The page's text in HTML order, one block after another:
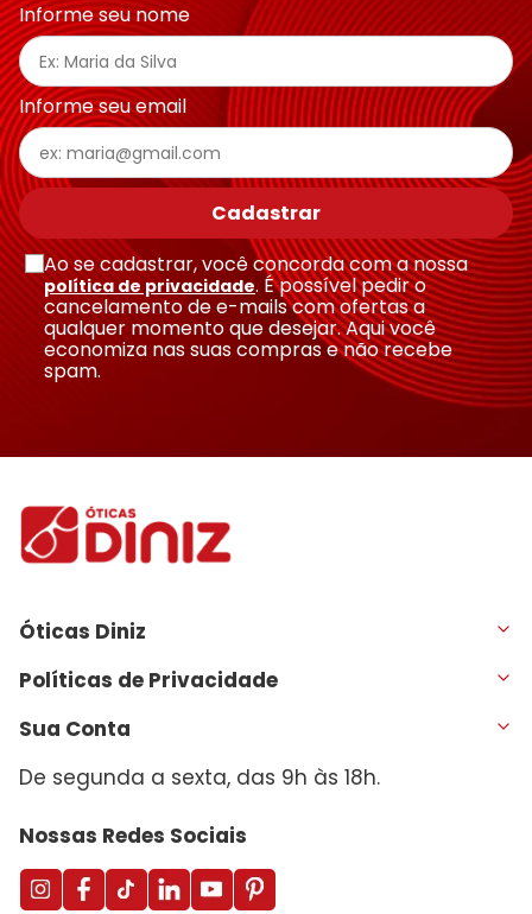
Informe seu nome
Informe seu email
Cadastrar
Ao se cadastrar, você concorda com a nossa
política de privacidade. É possível pedir o
cancelamento de e-mails com ofertas a
qualquer momento que desejar. Aqui você
economiza nas suas compras e não recebe
spam.
Óticas Diniz
Políticas de Privacidade
Sua Conta
De segunda a sexta, das 9h às 18h.
Nossas Redes Sociais